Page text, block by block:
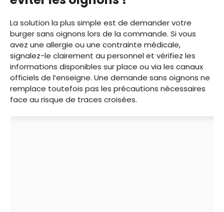
La solution la plus simple est de demander votre
burger sans oignons lors de la commande. Si vous
avez une allergie ou une contrainte médicale,
signalez-le clairement au personnel et vérifiez les
informations disponibles sur place ou via les canaux
officiels de l’enseigne. Une demande sans oignons ne
remplace toutefois pas les précautions nécessaires
face au risque de traces croisées.